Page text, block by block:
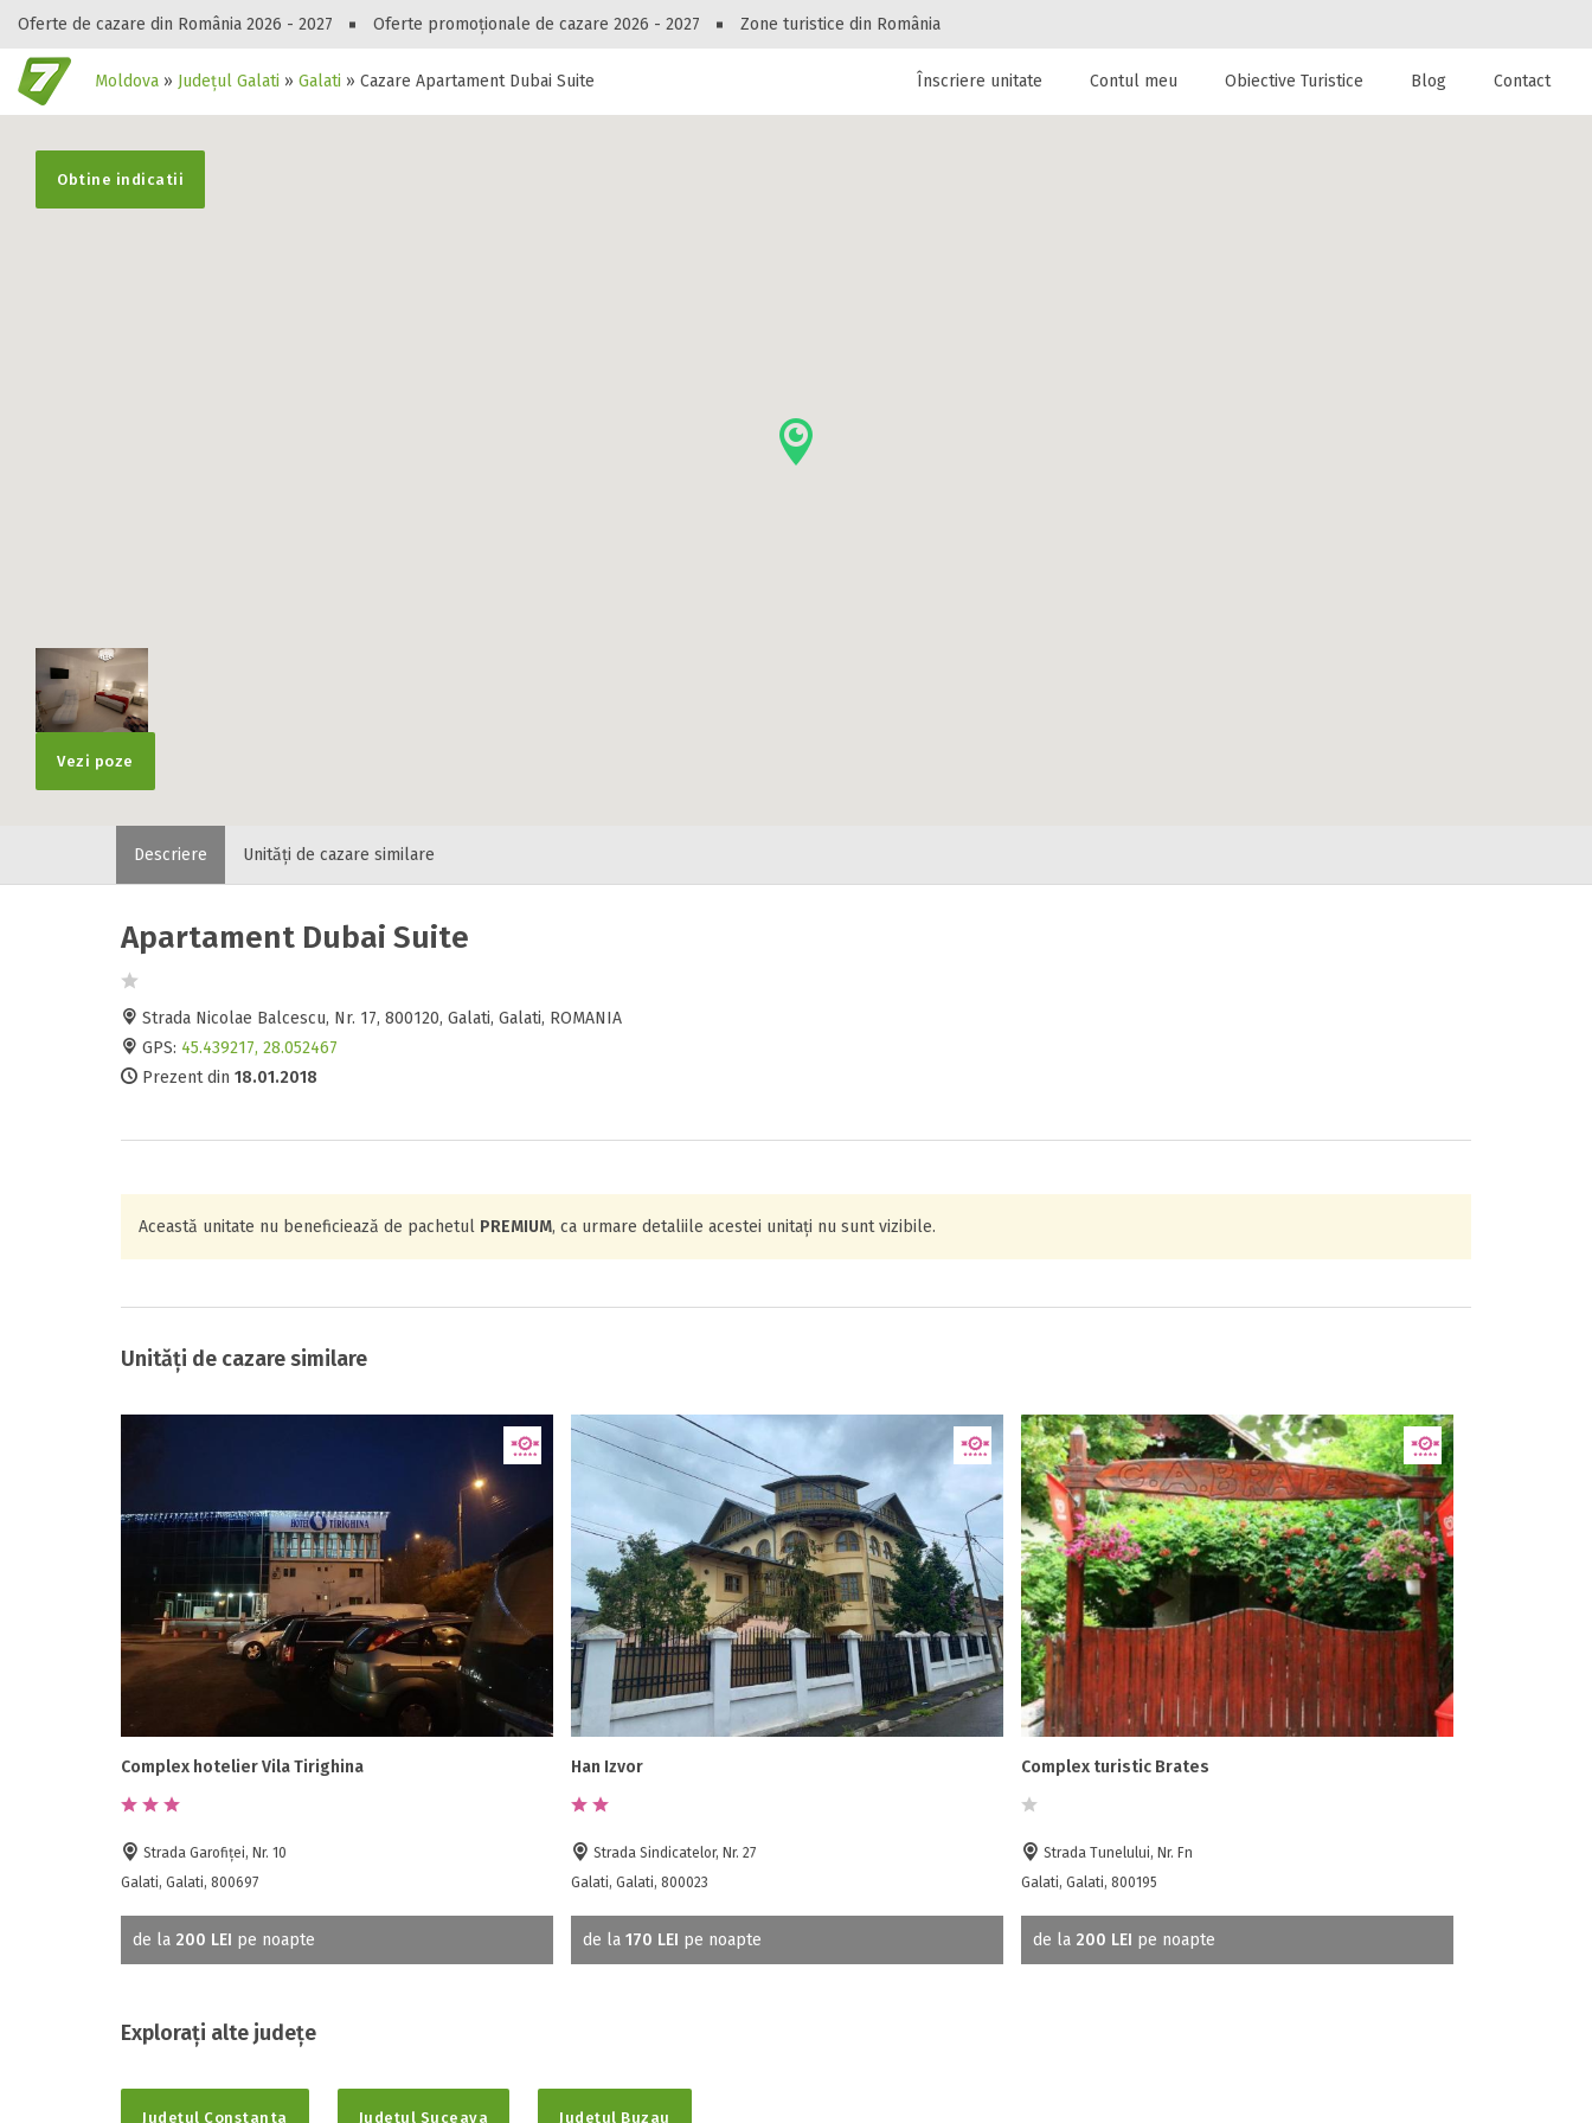
Oferte de cazare din România 2026 - 2027 Oferte promoționale de cazare 2026 - 2027 Zone turistice din România
Moldova » Județul Galati » Galati » Cazare Apartament Dubai Suite
Peste 10545 oferte de cazare!
Gasești hoteluri, pensiuni, vile, apartamente sau alte unitați de cazare la
Înscriere unitate Contul meu Obiective Turistice Blog Contact
Vezi poze
Obtine indicatii
Descriere Unități de cazare similare
Apartament Dubai Suite
Strada Nicolae Balcescu, Nr. 17, 800120, Galati, Galati, ROMANIA
GPS: 45.439217, 28.052467
Prezent din 18.01.2018
Această unitate nu beneficiează de pachetul PREMIUM, ca urmare detaliile acestei unitați nu sunt vizibile.
Unități de cazare similare
Complex hotelier Vila Tirighina
Strada Garofiţei, Nr. 10
Galati, Galati, 800697
de la 200 LEI pe noapte
Han Izvor
Strada Sindicatelor, Nr. 27
Galati, Galati, 800023
de la 170 LEI pe noapte
Complex turistic Brates
Strada Tunelului, Nr. Fn
Galati, Galati, 800195
de la 200 LEI pe noapte
Explorați alte județe
Județul Constanta Județul Suceava Județul Buzau